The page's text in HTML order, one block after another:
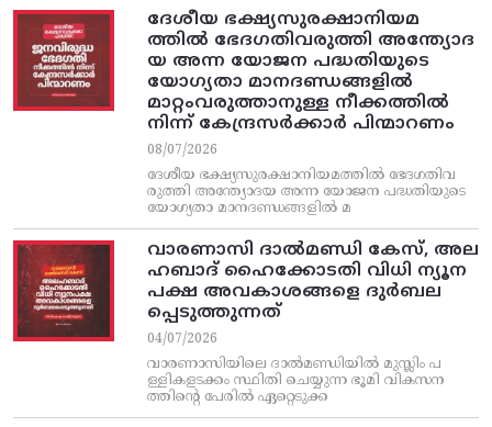
ദേശീയ ഭക്ഷ്യസുരക്ഷാനിയമ
ത്തിൽ ഭേദഗതിവരുത്തി അന്ത്യോദ
യ അന്ന യോജന പദ്ധതിയുടെ
യോഗ്യതാ മാനദണ്ഡങ്ങളിൽ
മാറ്റംവരുത്താനുള്ള നീക്കത്തിൽ
നിന്ന്‌ കേന്ദ്രസർക്കാർ പിന്മാറണം
08/07/2026
ദേശീയ ഭക്ഷ്യസുരക്ഷാനിയമത്തിൽ ഭേദഗതിവ
രുത്തി അന്ത്യോദയ അന്ന യോജന പദ്ധതിയുടെ
യോഗ്യതാ മാനദണ്ഡങ്ങളിൽ മ
വാരണാസി ദാൽമണ്ഡി കേസ്, അല
ഹബാദ് ഹൈക്കോടതി വിധി ന്യൂന
പക്ഷ അവകാശങ്ങളെ ദുർബല
പ്പെടുത്തുന്നത്
04/07/2026
വാരണാസിയിലെ ദാൽമണ്ഡിയിൽ മുസ്ലിം പ
ള്ളികളടക്കം സ്ഥിതി ചെയ്യുന്ന ഭൂമി വികസന
ത്തിന്റെ പേരിൽ ഏറ്റെടുക്ക